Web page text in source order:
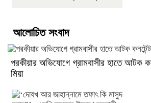
আলোচিত সংবাদ
পরকীয়ার অভিযোগে গ্রামবাসীর হাতে আটক
মিয়া